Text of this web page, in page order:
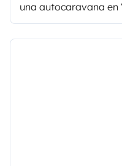
una autocaravana en
de una forma